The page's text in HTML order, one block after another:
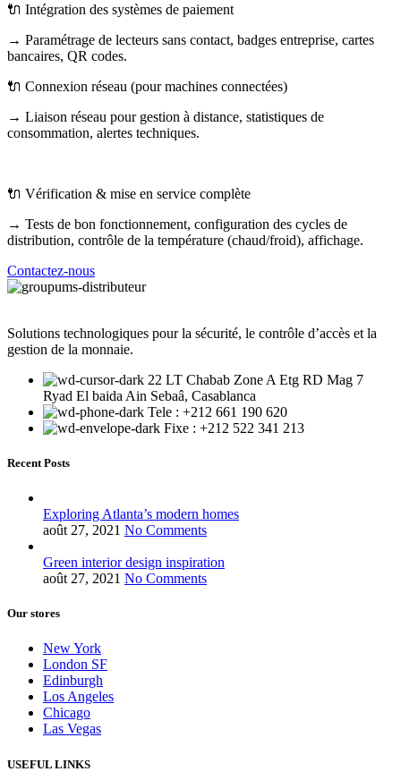
🔌 Intégration des systèmes de paiement
→ Paramétrage de lecteurs sans contact, badges entreprise, cartes
bancaires, QR codes.
🔌 Connexion réseau (pour machines connectées)
→ Liaison réseau pour gestion à distance, statistiques de
consommation, alertes techniques.
🔌 Vérification & mise en service complète
→ Tests de bon fonctionnement, configuration des cycles de
distribution, contrôle de la température (chaud/froid), affichage.
Contactez-nous
Solutions technologiques pour la sécurité, le contrôle d’accès et la
gestion de la monnaie.
22 LT Chabab Zone A Etg RD Mag 7
Ryad El baida Ain Sebaâ, Casablanca
Tele : +212 661 190 620
Fixe : +212 522 341 213
Recent Posts
Exploring Atlanta’s modern homes
août 27, 2021 No Comments
Green interior design inspiration
août 27, 2021 No Comments
Our stores
New York
London SF
Edinburgh
Los Angeles
Chicago
Las Vegas
USEFUL LINKS